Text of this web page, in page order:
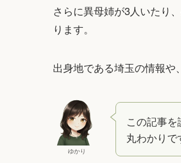
さらに異母姉が3人いたり
ります。
出身地である埼玉の情報や
ゆかり
この記事
丸わかりで